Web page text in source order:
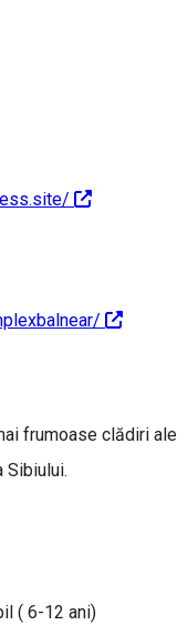
frumoase clădiri ale
Sibiului.
( 6-12 ani)